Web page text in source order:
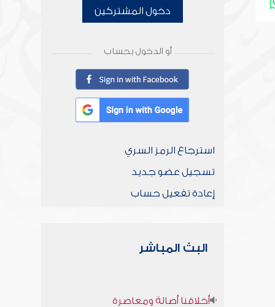
دخول المشتركين
أو الدخول بحساب
استرجاع الرمز السري
تسجيل عضو جديد
إعادة تفعيل حساب
البث المباشر
أخلاقنا أصالة ومعاصرة